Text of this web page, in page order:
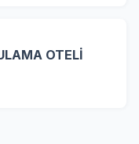
OTELİ